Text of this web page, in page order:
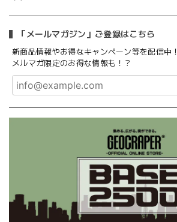
「メールマガジン」ご登録はこちら
新商品情報やお得なキャンペーン等を配信中！
メルマガ限定のお得な情報も！？